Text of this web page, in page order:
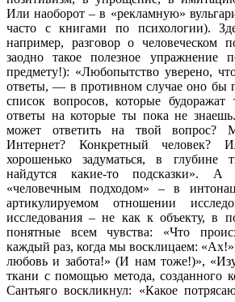
Или наоборот – в «рекламную»
часто с книгами по психологии).
например, разговор о человеческом
заодно такое полезное упражнение
предмету!): «Любопытство уверено,
ответы, — в противном случае оно бы
список вопросов, которые
ответы на которые ты пока не
может ответить на твой вопрос?
Интернет? Конкретный
хорошенько задуматься, в глубине
найдутся какие-то подсказки».
«человечным подходом» – в
артикулируемом отношении
исследования – не как к объекту, в
понятные всем чувства: «Что
каждый раз, когда мы восклицаем:
любовь и забота!» (И нам тоже!)»,
ткани с помощью метода, созданного
Сантьяго воскликнул: «Какое